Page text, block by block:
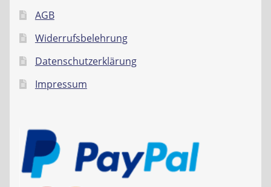
AGB
Widerrufsbelehrung
Datenschutzerklärung
Impressum